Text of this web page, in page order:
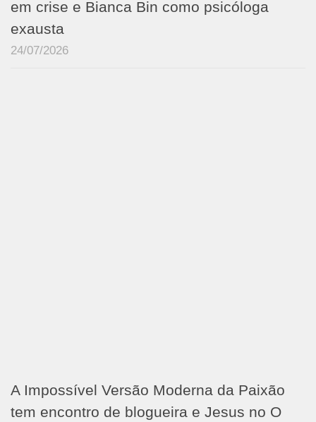
em crise e Bianca Bin como psicóloga
exausta
24/07/2026
A Impossível Versão Moderna da Paixão
tem encontro de blogueira e Jesus no O